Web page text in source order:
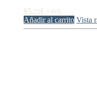
85,25€ + IVA
Añadir al carrito Vista